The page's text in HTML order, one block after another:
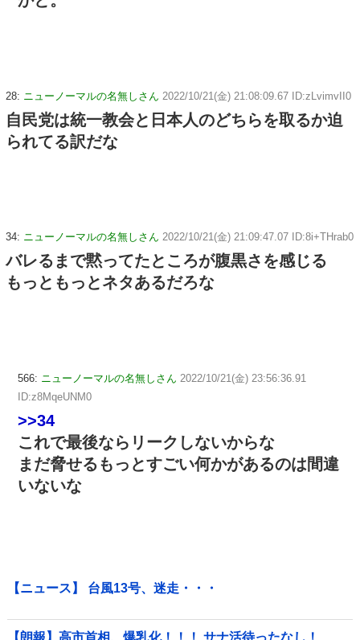
28: ニューノーマルの名無しさん 2022/10/21(金) 21:08:09.67 ID:zLvimvII0
自民党は統一教会と日本人のどちらを取るか迫
られてる訳だな
34: ニューノーマルの名無しさん 2022/10/21(金) 21:09:47.07 ID:8i+THrab0
バレるまで黙ってたところが腹黒さを感じる
もっともっとネタあるだろな
566: ニューノーマルの名無しさん 2022/10/21(金) 23:56:36.91
ID:z8MqeUNM0
>>34
これで最後ならリークしないからな
まだ脅せるもっとすごい何かがあるのは間違
いないな
【ニュース】 台風13号、迷走・・・